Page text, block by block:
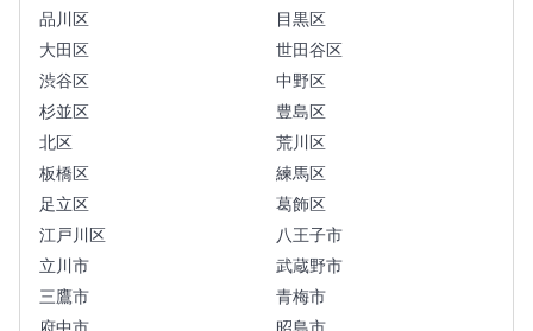
品川区
目黒区
大田区
世田谷区
渋谷区
中野区
杉並区
豊島区
北区
荒川区
板橋区
練馬区
足立区
葛飾区
江戸川区
八王子市
立川市
武蔵野市
三鷹市
青梅市